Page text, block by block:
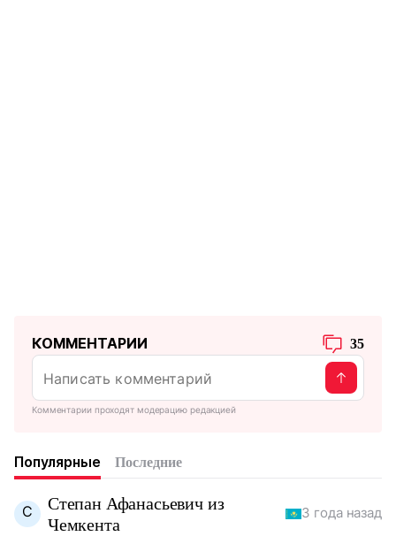
КОММЕНТАРИИ 35
Комментарии проходят модерацию редакцией
Популярные Последние
С
Степан Афанасьевич из
Чемкента
3 года назад